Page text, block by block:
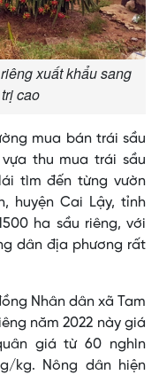
xuất khẩu sang
cao
mua bán trái sầu
thu mua trái sầu
tìm đến từng vườn
huyện Cai Lậy, tỉnh
ha sầu riêng, với
dân địa phương rất
Nhân dân xã Tam
năm 2022 này giá
giá từ 60 nghìn
kg. Nông dân hiện